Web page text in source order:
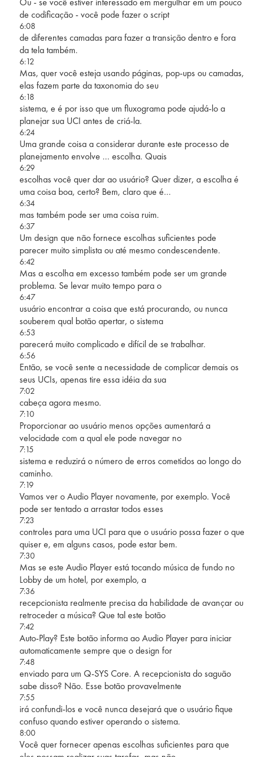
de codificação - você pode fazer o script
6:08
de diferentes camadas para fazer a transição dentro e fora
da tela também.
6:12
Mas, quer você esteja usando páginas, pop-ups ou camadas,
elas fazem parte da taxonomia do seu
6:18
sistema, e é por isso que um fluxograma pode ajudá-lo a
planejar sua UCI antes de criá-la.
6:24
Uma grande coisa a considerar durante este processo de
planejamento envolve ... escolha. Quais
6:29
escolhas você quer dar ao usuário? Quer dizer, a escolha é
uma coisa boa, certo? Bem, claro que é…
6:34
mas também pode ser uma coisa ruim.
6:37
Um design que não fornece escolhas suficientes pode
parecer muito simplista ou até mesmo condescendente.
6:42
Mas a escolha em excesso também pode ser um grande
problema. Se levar muito tempo para o
6:47
usuário encontrar a coisa que está procurando, ou nunca
souberem qual botão apertar, o sistema
6:53
parecerá muito complicado e difícil de se trabalhar.
6:56
Então, se você sente a necessidade de complicar demais os
seus UCIs, apenas tire essa idéia da sua
7:02
cabeça agora mesmo.
7:10
Proporcionar ao usuário menos opções aumentará a
velocidade com a qual ele pode navegar no
7:15
sistema e reduzirá o número de erros cometidos ao longo do
caminho.
7:19
Vamos ver o Audio Player novamente, por exemplo. Você
pode ser tentado a arrastar todos esses
7:23
controles para uma UCI para que o usuário possa fazer o que
quiser e, em alguns casos, pode estar bem.
7:30
Mas se este Audio Player está tocando música de fundo no
Lobby de um hotel, por exemplo, a
7:36
recepcionista realmente precisa da habilidade de avançar ou
retroceder a música? Que tal este botão
7:42
Auto-Play? Este botão informa ao Audio Player para iniciar
automaticamente sempre que o design for
7:48
enviado para um Q-SYS Core. A recepcionista do saguão
sabe disso? Não. Esse botão provavelmente
7:55
irá confundi-los e você nunca desejará que o usuário fique
confuso quando estiver operando o sistema.
8:00
Você quer fornecer apenas escolhas suficientes para que